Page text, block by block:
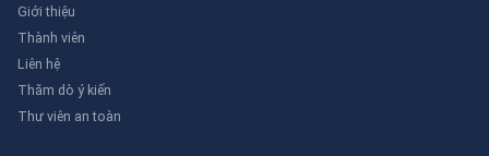
Giới thiệu
Thành viên
Liên hệ
Thăm dò ý kiến
Thư viên an toàn